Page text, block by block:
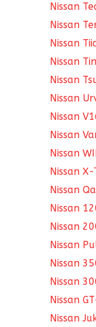
Nissan
Nissan
Nissan
Nissan
Nissan
Nissan
Nissan
Nissan
Nissan
Nissan
Nissan
Nissan
Nissan
Nissan
Nissan
Nissan
Nissan
Nissan